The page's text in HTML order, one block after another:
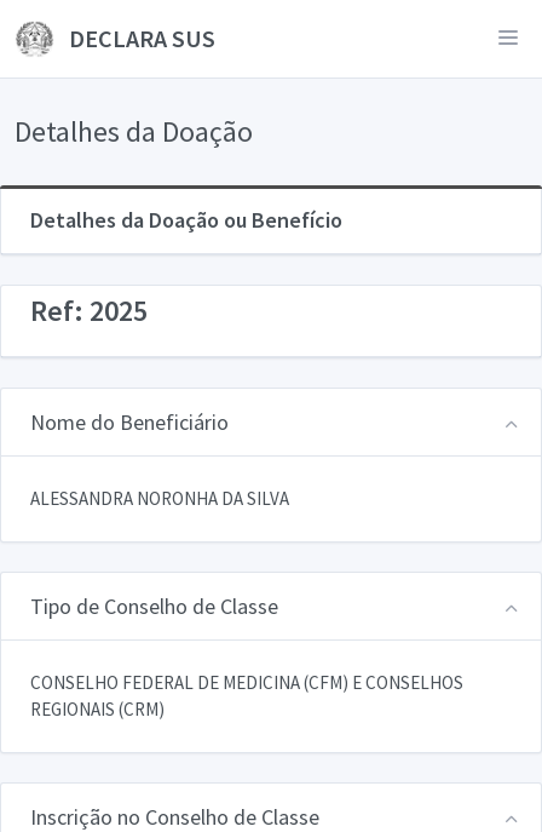
DECLARA SUS
Detalhes da Doação
Detalhes da Doação ou Benefício
Ref: 2025
Nome do Beneficiário
ALESSANDRA NORONHA DA SILVA
Tipo de Conselho de Classe
CONSELHO FEDERAL DE MEDICINA (CFM) E CONSELHOS
REGIONAIS (CRM)
Inscrição no Conselho de Classe